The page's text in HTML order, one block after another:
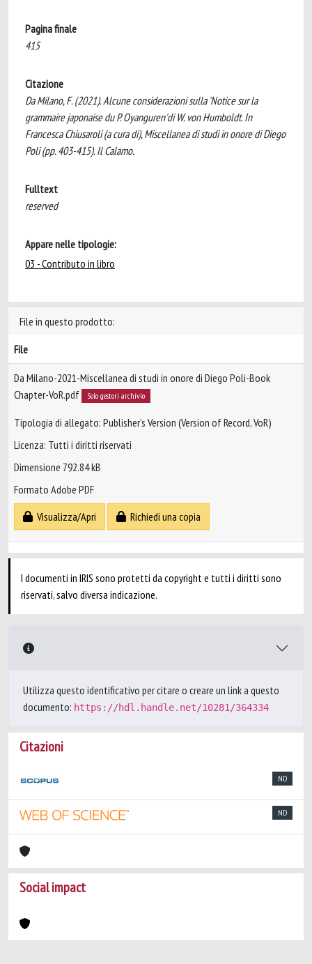
Pagina finale
415
Citazione
Da Milano, F. (2021). Alcune considerazioni sulla 'Notice sur la
grammaire japonaise du P. Oyanguren'di W. von Humboldt. In
Francesca Chiusaroli (a cura di), Miscellanea di studi in onore di Diego
Poli (pp. 403-415). Il Calamo.
Fulltext
reserved
Appare nelle tipologie:
03 - Contributo in libro
File in questo prodotto:
File
Da Milano-2021-Miscellanea di studi in onore di Diego Poli-Book
Chapter-VoR.pdf
Solo gestori archivio
Tipologia di allegato: Publisher’s Version (Version of Record, VoR)
Licenza: Tutti i diritti riservati
Dimensione 792.84 kB
Formato Adobe PDF
Visualizza/Apri
Richiedi una copia
I documenti in IRIS sono protetti da copyright e tutti i diritti sono
riservati, salvo diversa indicazione.
Utilizza questo identificativo per citare o creare un link a questo
documento: https://hdl.handle.net/10281/364334
Citazioni
ND
ND
Social impact